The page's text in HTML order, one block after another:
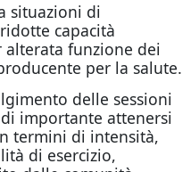
situazioni di
capacità
funzione dei
per la salute.
delle sessioni
importante attenersi
termini di intensità,
di esercizio,